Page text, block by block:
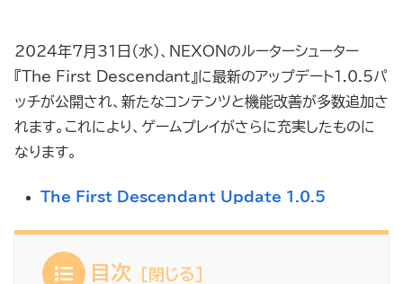
2024年7月31日（水）、NEXONのルーターシューター
『The First Descendant』に最新のアップデート1.0.5パ
ッチが公開され、新たなコンテンツと機能改善が多数追加さ
れます。これにより、ゲームプレイがさらに充実したものに
なります。
The First Descendant Update 1.0.5
目次